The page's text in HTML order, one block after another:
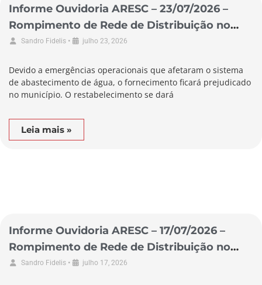
Informe Ouvidoria ARESC – 23/07/2026 –
Rompimento de Rede de Distribuição no
Município de São Lourenço do Oeste
Sandro Fidelis • julho 23, 2026
Devido a emergências operacionais que afetaram o sistema
de abastecimento de água, o fornecimento ficará prejudicado
no município. O restabelecimento se dará
Leia mais »
Informe Ouvidoria ARESC – 17/07/2026 –
Rompimento de Rede de Distribuição no
Município de Garopaba
Sandro Fidelis • julho 17, 2026